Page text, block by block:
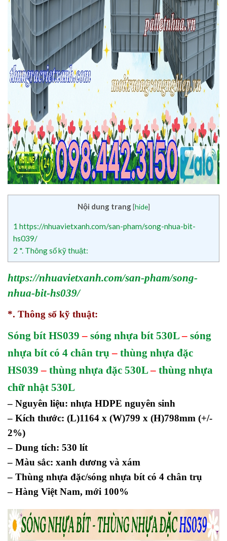
Nội dung trang [hide]
1 https://nhuavietxanh.com/san-pham/song-nhua-bit-
hs039/
2 *. Thông số kỹ thuật:
https://nhuavietxanh.com/san-pham/song-
nhua-bit-hs039/
*. Thông số kỹ thuật:
Sóng bít HS039 – sóng nhựa bít 530L– sóng
nhựa bít có 4 chân trụ – thùng nhựa đặc
HS039 – thùng nhựa đặc 530L– thùng nhựa
chữ nhật 530L
– Nguyên liệu: nhựa HDPE nguyên sinh
– Kích thước: (L)1164 x (W)799 x (H)798mm (+/-
2%)
– Dung tích: 530 lít
– Màu sắc: xanh dương và xám
– Thùng nhựa đặc/sóng nhựa bít có 4 chân trụ
– Hàng Việt Nam, mới 100%